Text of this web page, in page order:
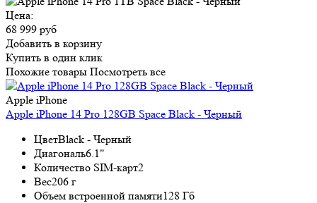
Цена:
68 999 руб
Добавить в корзину
Купить в один клик
Похожие товары Посмотреть все
Apple iPhone
Apple iPhone 14 Pro 128GB Space Black - Черный
ЦветBlack - Черный
Диагональ6.1"
Количество SIM-карт2
Вес206 г
Объем встроенной памяти128 Гб